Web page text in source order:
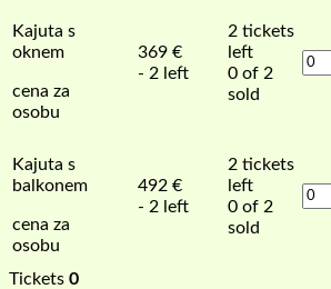
Kajuta s
oknem
cena za
osobu
369 €
- 2 left
2 tickets
left
0 of 2
sold
Kajuta s
balkonem
cena za
osobu
492 €
- 2 left
2 tickets
left
0 of 2
sold
Tickets 0